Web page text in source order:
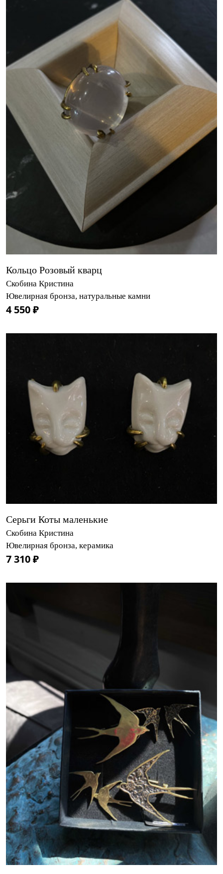
Кольцо Розовый кварц
Скобина Кристина
Ювелирная бронза, натуральные камни
4 550 ₽
Серьги Коты маленькие
Скобина Кристина
Ювелирная бронза, керамика
7 310 ₽